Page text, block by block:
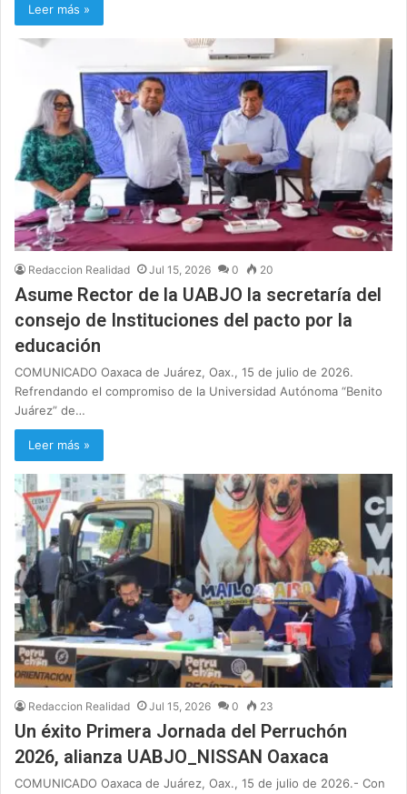
Leer más »
Redaccion Realidad Jul 15, 2026 0 20
Asume Rector de la UABJO la secretaría del
consejo de Instituciones del pacto por la
educación
COMUNICADO Oaxaca de Juárez, Oax., 15 de julio de 2026.
Refrendando el compromiso de la Universidad Autónoma “Benito
Juárez” de…
Leer más »
Redaccion Realidad Jul 15, 2026 0 23
Un éxito Primera Jornada del Perruchón
2026, alianza UABJO_NISSAN Oaxaca
COMUNICADO Oaxaca de Juárez, Oax., 15 de julio de 2026.- Con